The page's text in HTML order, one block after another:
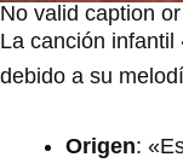
No valid caption
La canción
debido a su
Origen: